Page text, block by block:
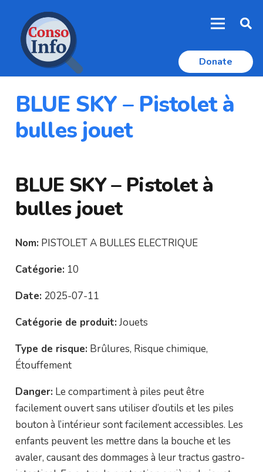
Donate
BLUE SKY – Pistolet à
bulles jouet
BLUE SKY – Pistolet à
bulles jouet
Nom: PISTOLET A BULLES ELECTRIQUE
Catégorie: 10
Date: 2025-07-11
Catégorie de produit: Jouets
Type de risque: Brûlures, Risque chimique,
Étouffement
Danger: Le compartiment à piles peut être
facilement ouvert sans utiliser d’outils et les piles
bouton à l’intérieur sont facilement accessibles. Les
enfants peuvent les mettre dans la bouche et les
avaler, causant des dommages à leur tractus gastro-